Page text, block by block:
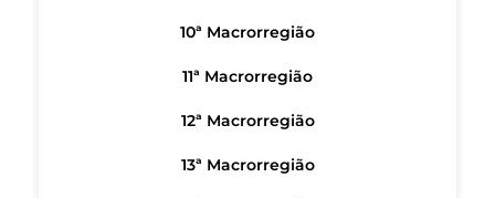
10ª Macrorregião
11ª Macrorregião
12ª Macrorregião
13ª Macrorregião